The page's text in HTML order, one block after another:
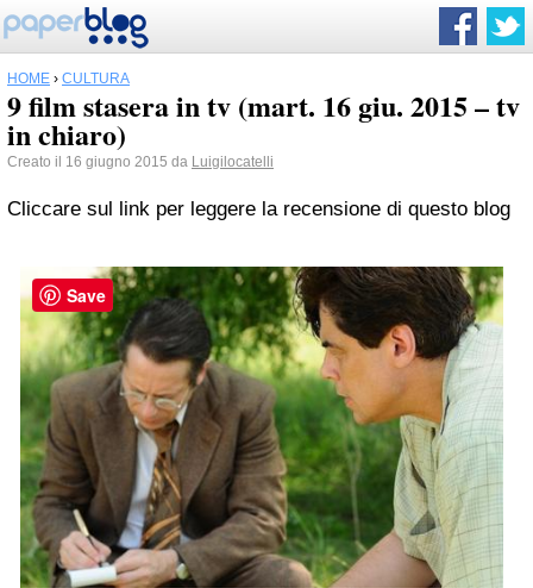
HOME › CULTURA
9 film stasera in tv (mart. 16 giu. 2015 – tv
in chiaro)
Creato il 16 giugno 2015 da Luigilocatelli
Cliccare sul link per leggere la recensione di questo blog
Save